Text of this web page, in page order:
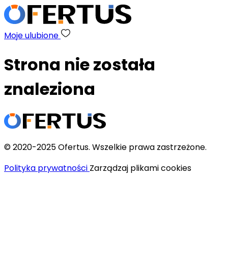
Moje ulubione
Strona nie została
znaleziona
© 2020-2025 Ofertus. Wszelkie prawa zastrzeżone.
Polityka prywatności Zarządzaj plikami cookies